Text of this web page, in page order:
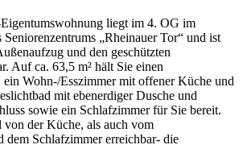
liegt im 4. OG im
Seniorenzentrums „Rheinauer Tor“ und ist
und den geschützten
Auf ca. 63,5 m² hält Sie einen
Wohn-/Esszimmer mit offener Küche und
mit ebenerdiger Dusche und
sowie ein Schlafzimmer für Sie bereit.
der Küche, als auch vom
dem Schlafzimmer erreichbar- die